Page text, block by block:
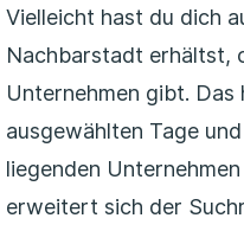
Vielleicht hast du dich
Nachbarstadt erhältst,
Unternehmen gibt.
ausgewählten Tage
liegenden
erweitert sich der